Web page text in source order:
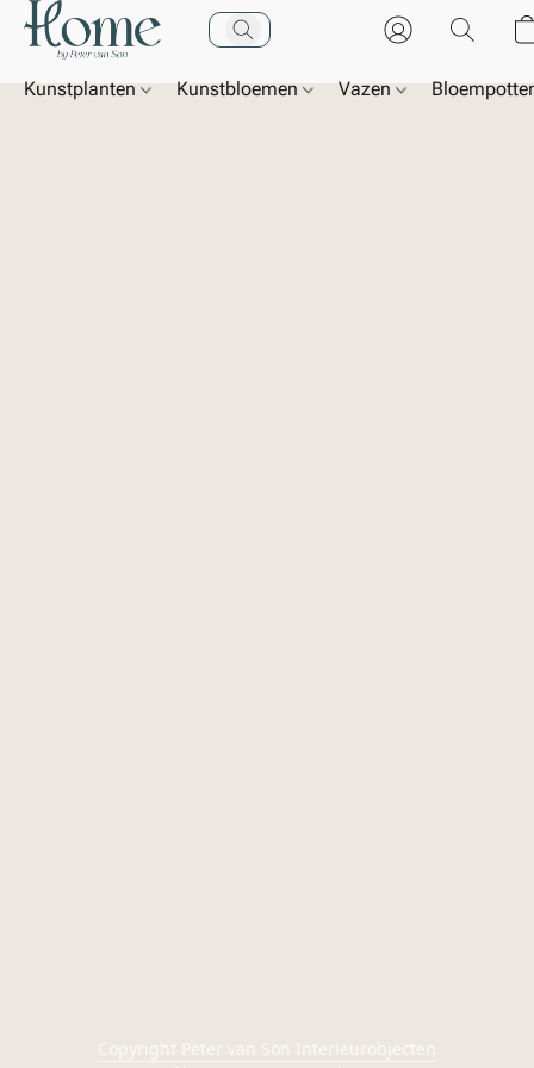
Kunstplanten Kunstbloemen Vazen
Copyright Peter van Son Interieurobjecten